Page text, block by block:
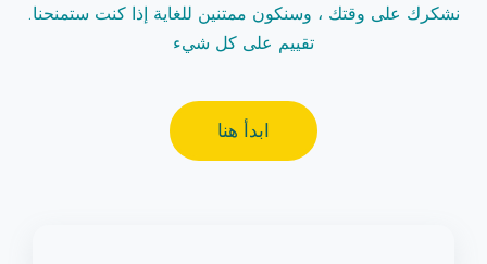
.نشكرك على وقتك ، وسنكون ممتنين للغاية إذا كنت ستمنحنا
تقييم على كل شيء
ابدأ هنا